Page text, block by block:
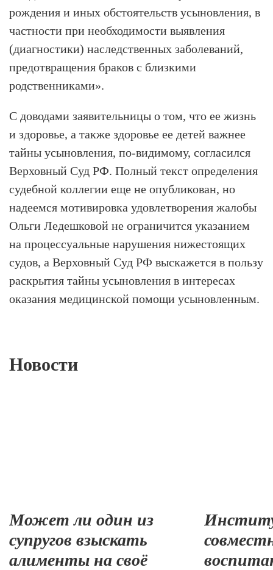
рождения и иных обстоятельств усыновления, в
частности при необходимости выявления
(диагностики) наследственных заболеваний,
предотвращения браков с близкими
родственниками».
С доводами заявительницы о том, что ее жизнь
и здоровье, а также здоровье ее детей важнее
тайны усыновления, по-видимому, согласился
Верховный Суд РФ. Полный текст определения
судебной коллегии еще не опубликован, но
надеемся мотивировка удовлетворения жалобы
Ольги Ледешковой не ограничится указанием
на процессуальные нарушения нижестоящих
судов, а Верховный Суд РФ выскажется в пользу
раскрытия тайны усыновления в интересах
оказания медицинской помощи усыновленным.
Новости
Может ли один из
супругов взыскать
алименты на своё